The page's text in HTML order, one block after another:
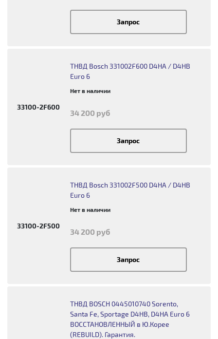
Запрос
33100-2F600
ТНВД Bosch 331002F600 D4HA / D4HB
Euro 6
Нет в наличии
34 200 руб
Запрос
33100-2F500
ТНВД Bosch 331002F500 D4HA / D4HB
Euro 6
Нет в наличии
34 200 руб
Запрос
ТНВД BOSCH 0445010740 Sorento,
Santa Fe, Sportage D4HB, D4HA Euro 6
ВОССТАНОВЛЕННЫЙ в Ю.Корее
(REBUILD). Гарантия.